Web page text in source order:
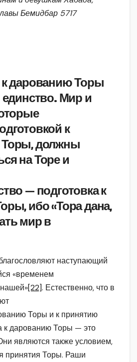
Бемидбар 5717
к дарованию Торы
Мир и
к
должны
на Торе и
— подготовка к
ибо «Тора дана,
мир в
наступающий
«временем
[22]. Естественно, что в
Торы и к принятию
к дарованию Торы — это
являются также условием,
принятия Торы. Раши